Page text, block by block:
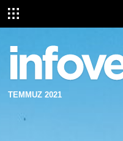
TEMMUZ 2021